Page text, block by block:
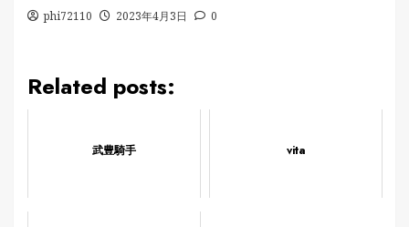
phi72110 2023年4月3日 0
Related posts:
武豊騎手 vita